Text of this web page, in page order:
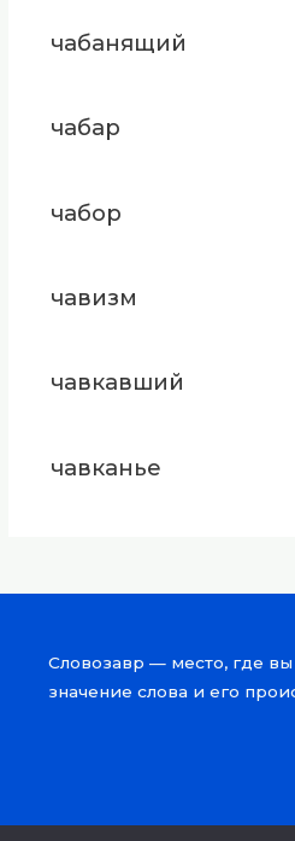
чабанящий
чабар
чабор
чавизм
чавкавший
чавканье
Словозавр — место, где вы
значение слова и его